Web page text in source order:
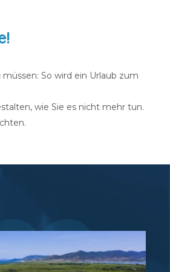
So wird ein Urlaub zum
wie Sie es nicht mehr tun.